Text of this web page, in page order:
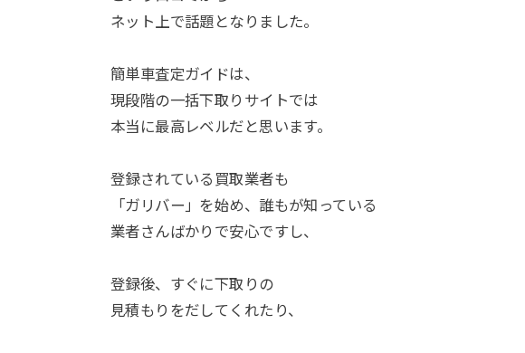
ネット上で話題となりました。
簡単車査定ガイドは、
現段階の一括下取りサイトでは
本当に最高レベルだと思います。
登録されている買取業者も
「ガリバー」を始め、誰もが知っている
業者さんばかりで安心ですし、
登録後、すぐに下取りの
見積もりをだしてくれたり、